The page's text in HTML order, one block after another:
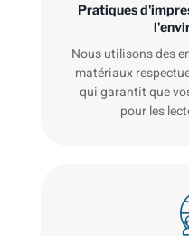
Pratiques
Nous utilisons des
matériaux
qui garantit que
pour les